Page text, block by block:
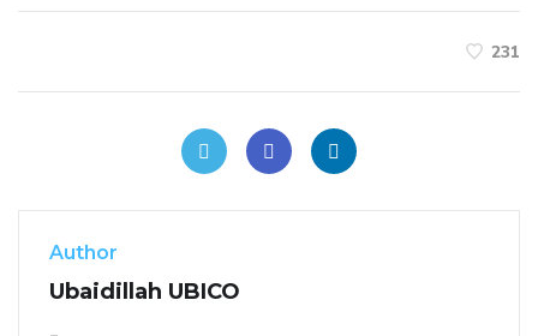
231
Author
Ubaidillah UBICO